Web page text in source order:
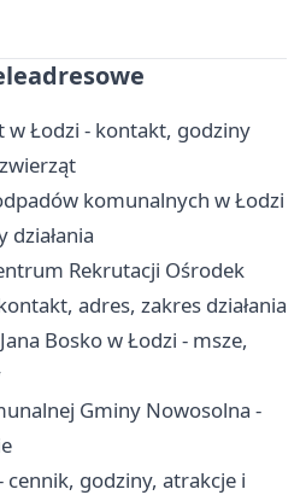
w Łodzi - kontakt, godziny
komunalnych w Łodzi
działania
Rekrutacji Ośrodek
adres, zakres działania
Bosko w Łodzi - msze,
Gminy Nowosolna -
cennik, godziny, atrakcje i